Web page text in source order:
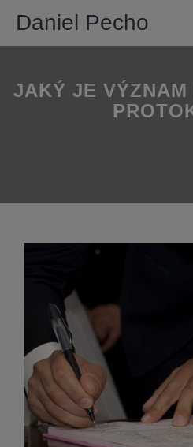
Daniel Pecho
JAKÝ JE VÝZNAM